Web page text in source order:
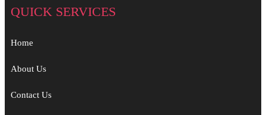
QUICK SERVICES
Home
About Us
Contact Us